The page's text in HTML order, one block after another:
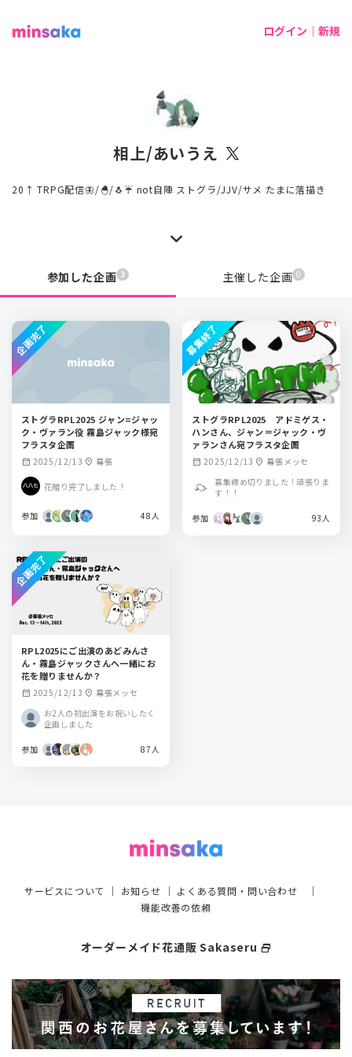
ログイン｜新規
相上/あいうえ
20↑ TRPG配信🦋/🐣/🐧☔️ not自陣 ストグラ/JJV/サメ たまに落描き
参加した企画 3 主催した企画 0
ストグラRPL2025 ジャン=ジャッ
ク・ヴァラン役 霧島ジャック様宛
フラスタ企画
calendar_month 2025/12/13 location_on 幕張
花贈り完了しました！
参加 48人
企画完了
ストグラRPL2025 アドミゲス・
ハンさん、ジャン＝ジャック・ヴ
ァランさん宛フラスタ企画
calendar_month 2025/12/13 location_on 幕張メッセ
募集締め切りました！頑張りま
す！！
参加 93人
募集終了
RPL2025にご出演のあどみんさ
ん・霧島ジャックさんへ一緒にお
花を贈りませんか？
calendar_month 2025/12/13 location_on 幕張メッセ
お2人の初出演をお祝いしたく
企画しました
参加 87人
企画完了
サービスについて ｜ お知らせ ｜ よくある質問・問い合わせ ｜
機能改善の依頼
オーダーメイド花通販 Sakaseru select_window